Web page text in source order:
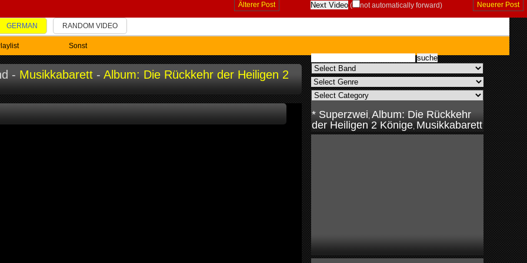
GERMAN RANDOM VIDEO
Sonst
- Musikkabarett -Album: Die Rückkehr der Heiligen 2
Neuerer Post
Älterer Post ( not automatically forward)
* Superzwei, Album: Die Rückkehr
der Heiligen 2 Könige, Musikkabarett